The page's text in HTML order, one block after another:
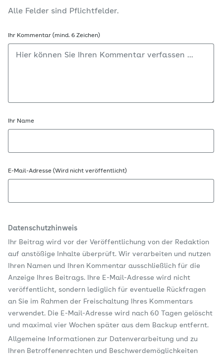
Alle Felder sind Pflichtfelder.
Ihr Kommentar (mind. 6 Zeichen)
Ihr Name
E-Mail-Adresse (Wird nicht veröffentlicht)
Datenschutzhinweis
Ihr Beitrag wird vor der Veröffentlichung von der Redaktion
auf anstößige Inhalte überprüft. Wir verarbeiten und nutzen
Ihren Namen und Ihren Kommentar ausschließlich für die
Anzeige Ihres Beitrags. Ihre E-Mail-Adresse wird nicht
veröffentlicht, sondern lediglich für eventuelle Rückfragen
an Sie im Rahmen der Freischaltung Ihres Kommentars
verwendet. Die E-Mail-Adresse wird nach 60 Tagen gelöscht
und maximal vier Wochen später aus dem Backup entfernt.
Allgemeine Informationen zur Datenverarbeitung und zu
Ihren Betroffenenrechten und Beschwerdemöglichkeiten